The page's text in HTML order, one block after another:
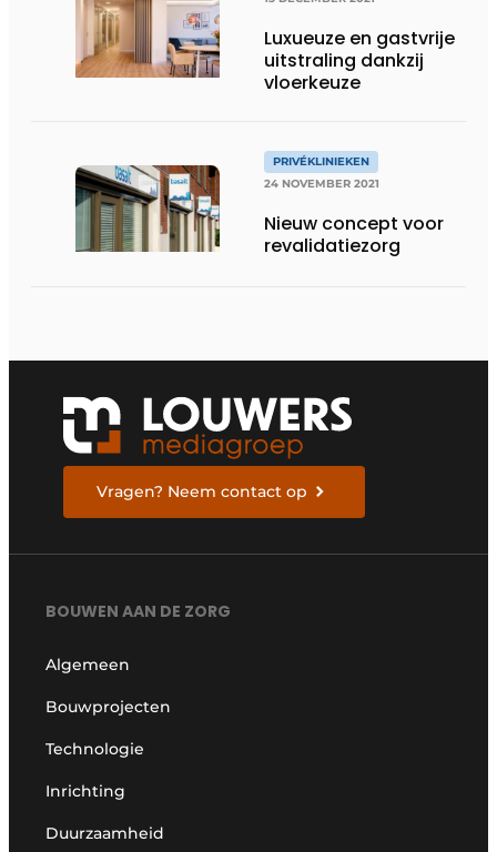
Luxueuze en gastvrije
uitstraling dankzij
vloerkeuze
PRIVÉKLINIEKEN
24 NOVEMBER 2021
Nieuw concept voor
revalidatiezorg
Vragen? Neem contact op
BOUWEN AAN DE ZORG
Algemeen
Bouwprojecten
Technologie
Inrichting
Duurzaamheid